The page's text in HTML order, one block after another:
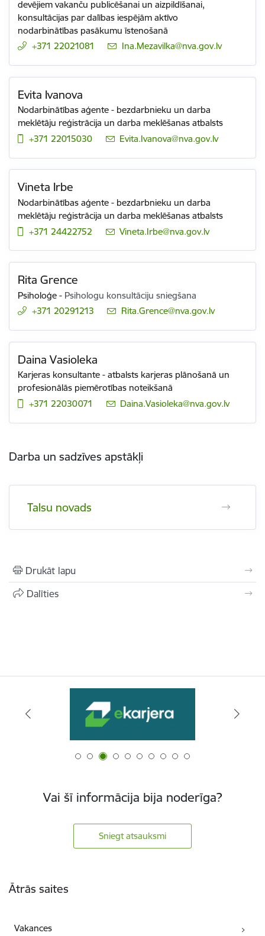
devējiem vakanču publicēšanai un aizpildīšanai,
konsultācijas par dalības iespējām aktīvo
nodarbinātības pasākumu īstenošanā
+371 22021081
E-pasts:
Ina.Mezavilka@nva.gov.lv
Evita Ivanova
Nodarbinātības aģente - bezdarbnieku un darba
meklētāju reģistrācija un darba meklēšanas atbalsts
+371 22015030
E-pasts:
Evita.Ivanova@nva.gov.lv
Vineta Irbe
Nodarbinātības aģente - bezdarbnieku un darba
meklētāju reģistrācija un darba meklēšanas atbalsts
+371 24422752
E-pasts:
Vineta.Irbe@nva.gov.lv
Rita Grence
Psiholoģe - Psihologu konsultāciju sniegšana
+371 20291213
E-pasts:
Rita.Grence@nva.gov.lv
Daina Vasioleka
Karjeras konsultante - atbalsts karjeras plānošanā un
profesionālās piemērotības noteikšanā
+371 22030071
E-pasts:
Daina.Vasioleka@nva.gov.lv
Darba un sadzīves apstākļi
Talsu novads
Drukāt lapu
Dalīties
Vai šī informācija bija noderīga?
Sniegt atsauksmi
Ātrās saites
Vakances